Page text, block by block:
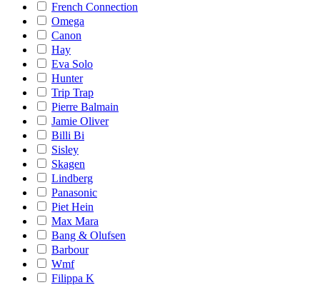
French Connection
Omega
Canon
Hay
Eva Solo
Hunter
Trip Trap
Pierre Balmain
Jamie Oliver
Billi Bi
Sisley
Skagen
Lindberg
Panasonic
Piet Hein
Max Mara
Bang & Olufsen
Barbour
Wmf
Filippa K